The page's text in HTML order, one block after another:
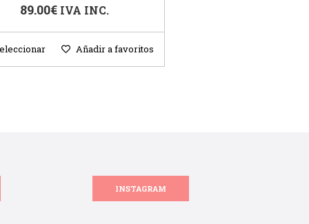
89.00€ IVA INC.
Añadir a favoritos
INSTAGRAM